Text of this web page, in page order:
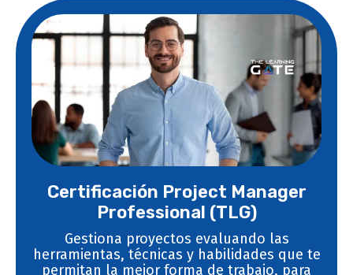
Certificación Project Manager
Professional (TLG)
Gestiona proyectos evaluando las
herramientas, técnicas y habilidades que te
permitan la mejor forma de trabajo, para